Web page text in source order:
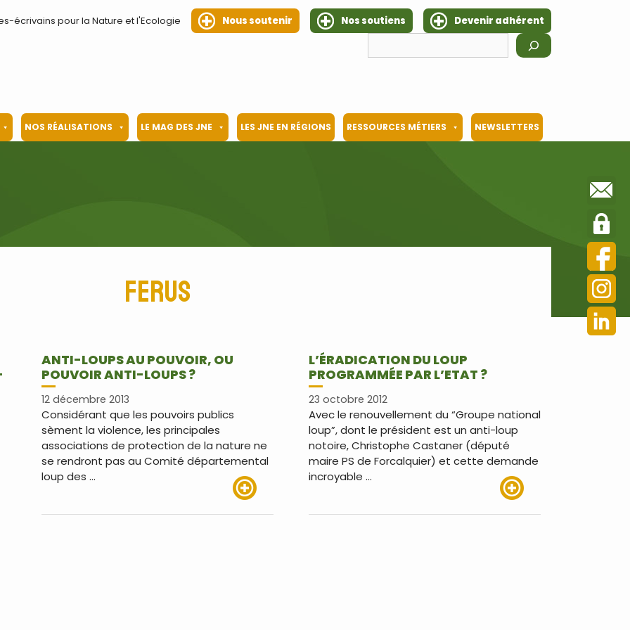
écrivains pour la Nature et l'Ecologie Nous soutenir Nos soutiens
Devenir adhérent
NOS RÉALISATIONS LE MAG DES JNE LES JNE EN RÉGIONS RESSOURCES MÉTIERS NEWSLETTERS
Ferus
ANTI-LOUPS AU POUVOIR, OU
POUVOIR ANTI-LOUPS ?
12 décembre 2013
Considérant que les pouvoirs publics
sèment la violence, les principales
associations de protection de la nature ne
se rendront pas au Comité départemental
loup des …
L’ÉRADICATION DU LOUP
PROGRAMMÉE PAR L’ETAT ?
23 octobre 2012
Avec le renouvellement du “Groupe national
loup”, dont le président est un anti-loup
notoire, Christophe Castaner (député
maire PS de Forcalquier) et cette demande
incroyable …